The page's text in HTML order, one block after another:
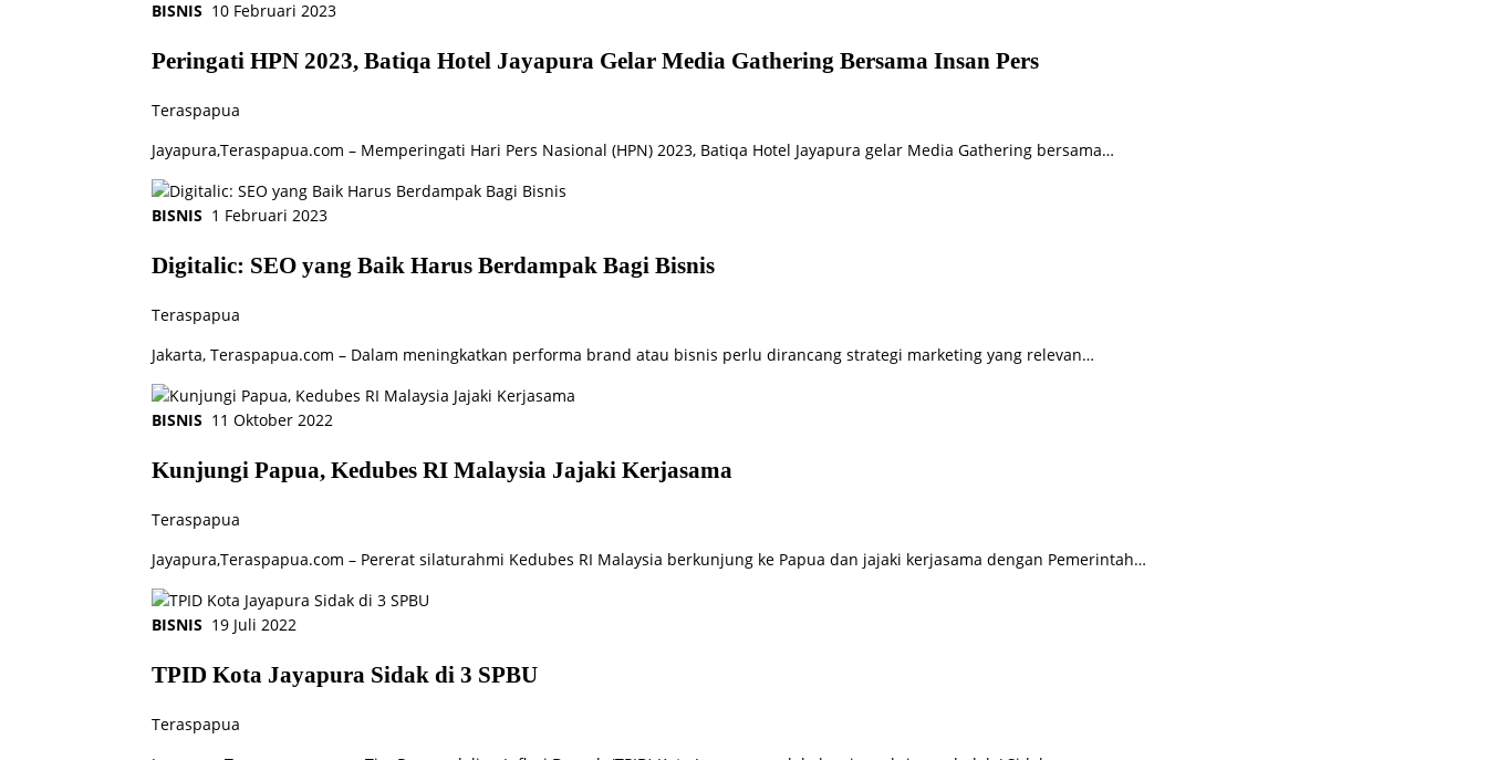
BISNIS 10 Februari 2023
Peringati HPN 2023, Batiqa Hotel Jayapura Gelar Media Gathering Bersama Insan Pers
Teraspapua
Jayapura,Teraspapua.com – Memperingati Hari Pers Nasional (HPN) 2023, Batiqa Hotel Jayapura gelar Media Gathering bersama…
BISNIS 1 Februari 2023
Digitalic: SEO yang Baik Harus Berdampak Bagi Bisnis
Teraspapua
Jakarta, Teraspapua.com – Dalam meningkatkan performa brand atau bisnis perlu dirancang strategi marketing yang relevan…
BISNIS 11 Oktober 2022
Kunjungi Papua, Kedubes RI Malaysia Jajaki Kerjasama
Teraspapua
Jayapura,Teraspapua.com – Pererat silaturahmi Kedubes RI Malaysia berkunjung ke Papua dan jajaki kerjasama dengan Pemerintah…
BISNIS 19 Juli 2022
TPID Kota Jayapura Sidak di 3 SPBU
Teraspapua